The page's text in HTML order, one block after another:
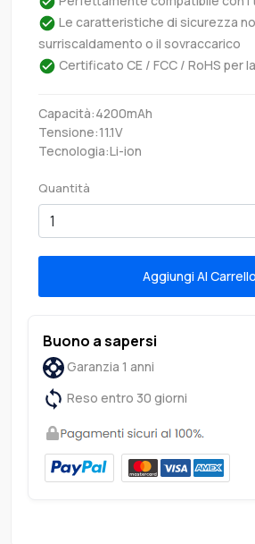
Le caratteristiche di sicurezza
surriscaldamento o il sovraccarico
Certificato CE / FCC / RoHS per
Capacità:4200mAh
Tensione:11.1V
Tecnologia:Li-ion
Quantità
Aggiungi Al Carrello
Buono a sapersi
Garanzia 1 anni
Reso entro 30 giorni